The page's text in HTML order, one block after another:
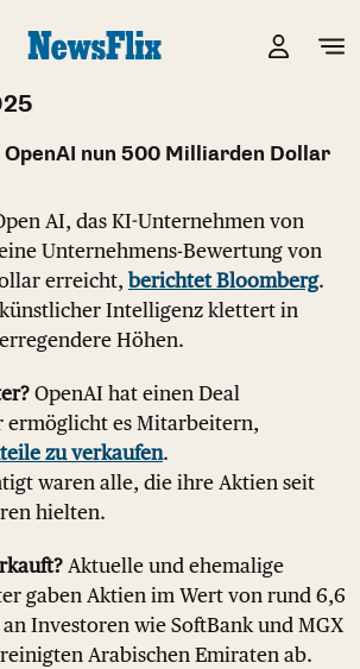
OpenAI nun 500 Milliarden Dollar
AI, das KI-Unternehmen von
Unternehmens-Bewertung von
erreicht, berichtet Bloomberg.
künstlicher Intelligenz klettert in
Höhen.
OpenAI hat einen Deal
ermöglicht es Mitarbeitern,
zu verkaufen.
waren alle, die ihre Aktien seit
hielten.
Aktuelle und ehemalige
gaben Aktien im Wert von rund 6,6
Investoren wie SoftBank und MGX
Arabischen Emiraten ab.